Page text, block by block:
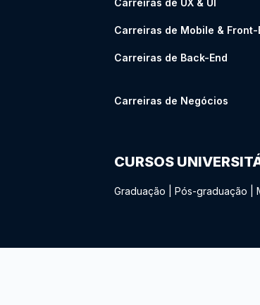
Carreiras de Mobile & Front-
Carreiras de Back-End
Carreiras de Negócios
CURSOS
Graduação Pós-graduação